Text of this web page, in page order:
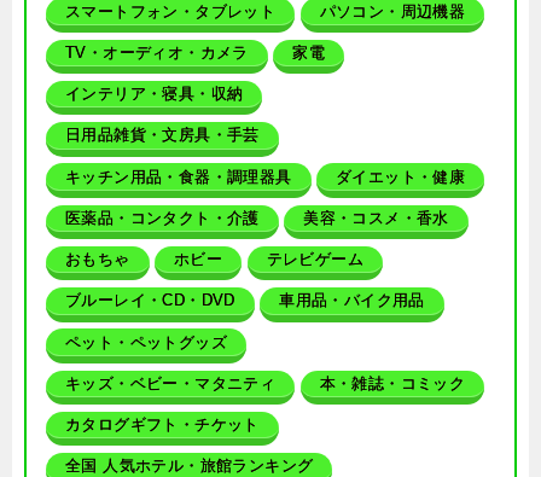
スマートフォン・タブレット パソコン・周辺機器
TV・オーディオ・カメラ 家電
インテリア・寝具・収納
日用品雑貨・文房具・手芸
キッチン用品・食器・調理器具 ダイエット・健康
医薬品・コンタクト・介護 美容・コスメ・香水
おもちゃ ホビー テレビゲーム
ブルーレイ・CD・DVD 車用品・バイク用品
ペット・ペットグッズ
キッズ・ベビー・マタニティ 本・雑誌・コミック
カタログギフト・チケット
全国 人気ホテル・旅館ランキング